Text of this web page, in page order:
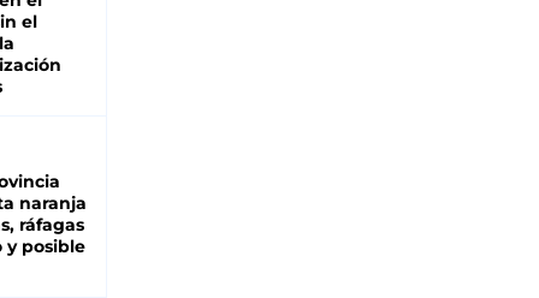
el
naranja
ráfagas
y posible